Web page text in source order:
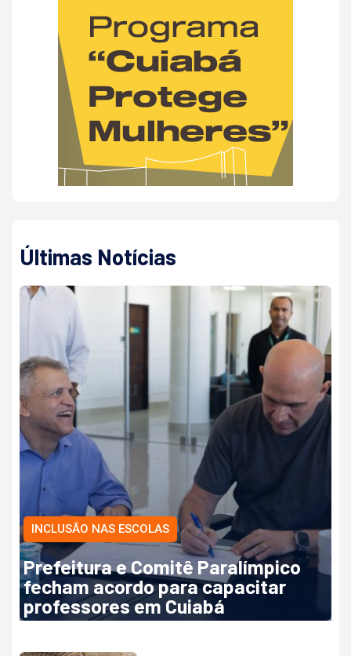
Últimas Notícias
INCLUSÃO NAS ESCOLAS
Prefeitura e Comitê Paralímpico
fecham acordo para capacitar
professores em Cuiabá